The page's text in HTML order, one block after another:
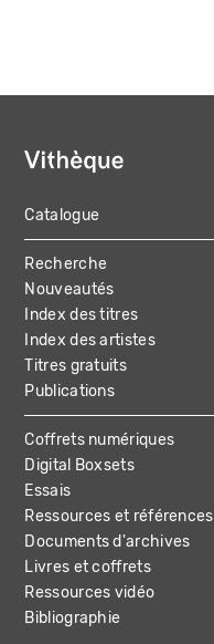
MAIN
NAVIGATION
Catalogue
Recherche
Nouveautés
Index des titres
Index des artistes
Titres gratuits
Publications
Coffrets numériques
Digital Boxsets
Essais
Ressources et références
Documents d'archives
Livres et coffrets
Ressources vidéo
Bibliographie